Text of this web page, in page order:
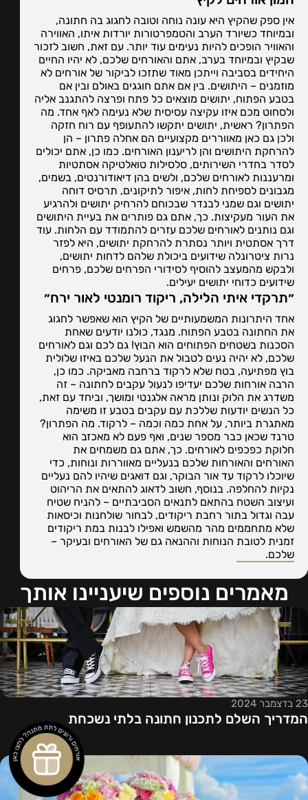
אין ספק שהקיץ היא עונה נוחה וטובה לחגוג בה חתונה,
ובמיוחד כשיורד הערב והטמפרטורות יורדות איתו, האווירה
והאוויר הופכים להיות נעימים עוד יותר. עם זאת, חשוב לזכור
שבקיץ ובמיוחד בערב, אתם והאורחים שלכם, לא יהיו החיים
היחידים בסביבה וייתכן מאוד שתזכו לביקור של אורחים לא
מוזמנים – היתושים. בין אם אתם חוגגים באולם ובין אם
בטבע הפתוח, יתושים מוצאים כל פתח ופרצה להתגנב אליה
ולסחוט מכם איזו עקיצה עסיסית שלא נעימה לאף אחד. מה
הפתרון? ראשית, יתושים יתקשו להתעופף עם רוח חזקה
ולכן גם כאן מאווררים מקצועיים הם אחלה פתרון – הן
להרחקת היתושים והן לריענון האורחים. כמו כן, אתם יכולים
לסדר בחדרי השירותים, סלסילות טואלטיקה אסתטיות
ומרעננות לאורחים שלכם, ולשים בהן דיאודורנטים, בשמים,
מגבונים לספיחת לחות, איפור לתיקונים, תרסיס דוחה
יתושים וגם שמני לבנדר שבכוחם להרחיק יתושים ולהרגיע
את העור מעקיצות. כך, אתם גם פותרים את בעיית היתושים
וגם נותנים לאורחים שלכם עזרים להתמודד עם הלחות. עוד
דרך אסתטית ויותר נסתרת להרחקת יתושים, היא לפזר
נרות ציטרונלה שידועים ביכולת שלהם לדחות יתושים,
ולבקש מהמעצב להוסיף לסידורי הפרחים שלכם, פרחים
שידועים כדוחי יתושים יעילים.
״תרקדי איתי הלילה, ריקוד רומנטי לאור ירח״
אחד היתרונות המשמעותיים של הקיץ הוא שאפשר לחגוג
את החתונה בטבע הפתוח. מנגד, כולנו יודעים שאחת
הסכנות בשטחים הפתוחים הוא הבוץ! גם לכם וגם לאורחים
שלכם, לא יהיה נעים לטבול את הנעל שלכם באיזו שלולית
בוץ מפתיעה, בטח שלא לרקוד ברחבה מאביקה. כמו כן,
הרבה אורחות שלכם יעדיפו לנעול עקבים לחתונה – זה
משדרג את הלוק ונותן מראה אלגנטי ומושך, וביחד עם זאת,
כל הנשים יודעות שללכת עם עקבים בטבע זו משימה
מאתגרת ביותר, על אחת כמה וכמה – לרקוד. מה הפתרון?
טרנד שכאן כבר מספר שנים, ואף פעם לא מאכזב הוא
חלוקת כפכפים לאורחים. כך, אתם גם משמחים את
האורחים והאורחות שלכם בנעליים מאווררות ונוחות, כדי
שיוכלו לרקוד עד אור הבוקר, וגם דואגים שיהיו להם נעליים
נקיות להחלפה. בנוסף, חשוב לדאוג להתאים את הריהוט
ועיצוב השטח בהתאם לתנאים הסביבתיים – להניח שטיח
עבה וגדול בתור רחבת ריקודים, לבחור שולחנות וכיסאות
שלא מתחממים מהר מהשמש ואפילו לבנות במת ריקודים
זמנית לטובת הנוחות וההנאה גם של האורחים ובעיקר –
שלכם.
מאמרים נוספים שיעניינו אותך
23 בדצמבר 2024
המדריך השלם לתכנון חתונה בלתי נשכחת